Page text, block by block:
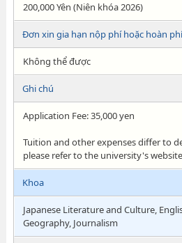
200,000 Yên (Niên khóa 2026)
Đơn xin gia hạn nộp phí hoặc hoàn phí
Không thể được
Ghi chú
Application Fee: 35,000 yen
Tuition and other expenses differ to
please refer to the university's
Khoa
Japanese Literature and Culture,
Geography, Journalism